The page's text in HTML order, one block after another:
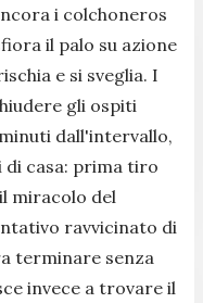
i colchoneros
il palo su azione
e si sveglia. I
gli ospiti
dall'intervallo,
di casa: prima tiro
miracolo del
ravvicinato di
terminare senza
invece a trovare il